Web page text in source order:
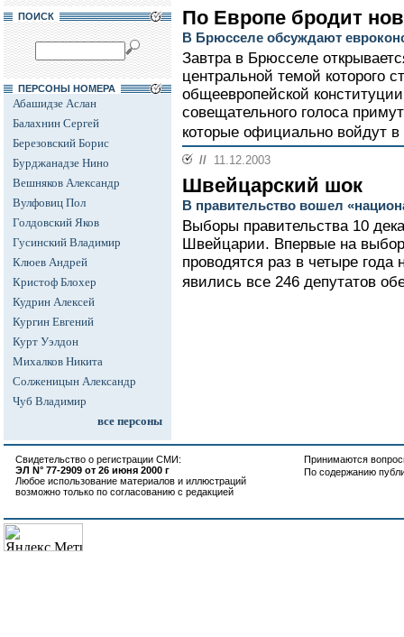
ПОИСК
ПЕРСОНЫ НОМЕРА
Абашидзе Аслан
Балахнин Сергей
Березовский Борис
Бурджанадзе Нино
Вешняков Александр
Вулфовиц Пол
Голдовский Яков
Гусинский Владимир
Клюев Андрей
Кристоф Блохер
Кудрин Алексей
Кургин Евгений
Курт Уэлдон
Михалков Никита
Солженицын Александр
Чуб Владимир
все персоны
По Европе бродит
В Брюсселе обсуждают
Завтра в Брюсселе
центральной темой которого
общеевропейской
совещательного голоса
которые официально войдут
// 11.12.2003
Швейцарский шок
В правительство вошел
Выборы правительства 10
Швейцарии. Впервые на
проводятся раз в четыре
явились все 246 депутатов
Свидетельство о регистрации СМИ:
ЭЛ N° 77-2909 от 26 июня 2000 г
Любое использование материалов и иллюстраций
возможно только по согласованию с редакцией
Принимаются
По содержанию